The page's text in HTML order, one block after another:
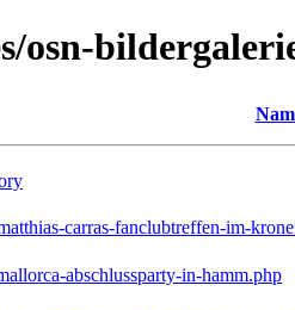
osn-
carras-fanclubtreffen-im-
abschlussparty-in-hamm.php